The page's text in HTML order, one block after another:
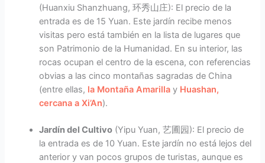
(Huanxiu Shanzhuang, 环秀山庄): El precio de la
entrada es de 15 Yuan. Este jardín recibe menos
visitas pero está también en la lista de lugares que
son Patrimonio de la Humanidad. En su interior, las
rocas ocupan el centro de la escena, con referencias
obvias a las cinco montañas sagradas de China
(entre ellas, la Montaña Amarilla y Huashan,
cercana a Xi’An).
Jardín del Cultivo (Yipu Yuan, 艺圃园): El precio de
la entrada es de 10 Yuan. Este jardín no está lejos del
anterior y van pocos grupos de turistas, aunque es